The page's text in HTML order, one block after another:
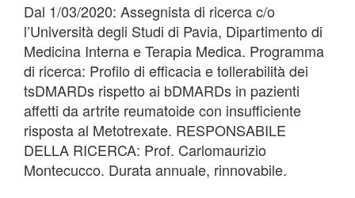
Dal 1/03/2020: Assegnista di ricerca c/o
l’Università degli Studi di Pavia, Dipartimento di
Medicina Interna e Terapia Medica. Programma
di ricerca: Profilo di efficacia e tollerabilità dei
tsDMARDs rispetto ai bDMARDs in pazienti
affetti da artrite reumatoide con insufficiente
risposta al Metotrexate. RESPONSABILE
DELLA RICERCA: Prof. Carlomaurizio
Montecucco. Durata annuale, rinnovabile.